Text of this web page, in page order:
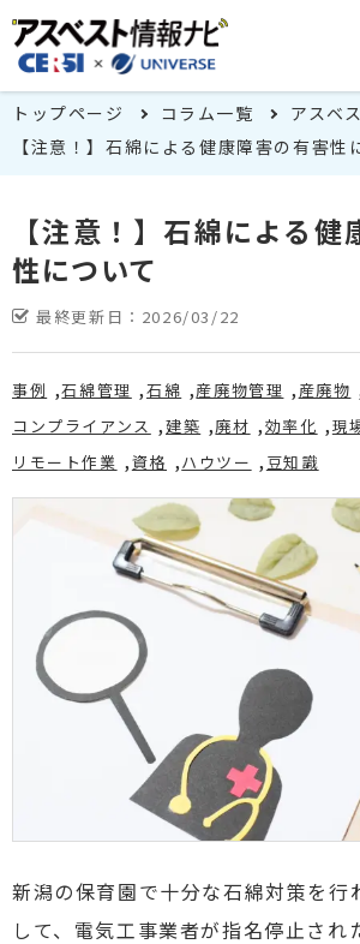
トップページ コラム一覧
アスベ
【注意！】石綿による健康障害の有害性
【注意！】石綿による健
性について
最終更新日： 2026/03/22
事例 石綿管理 石綿 産廃物管理 産廃物
コンプライアンス
建築 廃材 効率化 現
リモート作業
資格 ハウツー 豆知識
新潟の保育園で十分な石綿対策を行
して、電気工事業者が指名停止され